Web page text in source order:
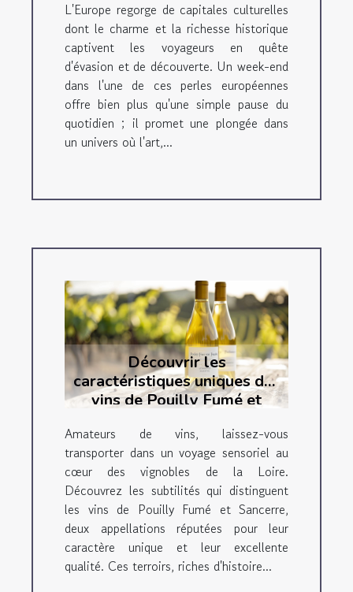
L'Europe regorge de capitales culturelles
dont le charme et la richesse historique
captivent les voyageurs en quête
d'évasion et de découverte. Un week-end
dans l'une de ces perles européennes
offre bien plus qu'une simple pause du
quotidien ; il promet une plongée dans
un univers où l'art,...
Découvrir les
caractéristiques uniques des
vins de Pouilly Fumé et
Amateurs de vins, laissez-vous
transporter dans un voyage sensoriel au
cœur des vignobles de la Loire.
Découvrez les subtilités qui distinguent
les vins de Pouilly Fumé et Sancerre,
deux appellations réputées pour leur
caractère unique et leur excellente
qualité. Ces terroirs, riches d'histoire...